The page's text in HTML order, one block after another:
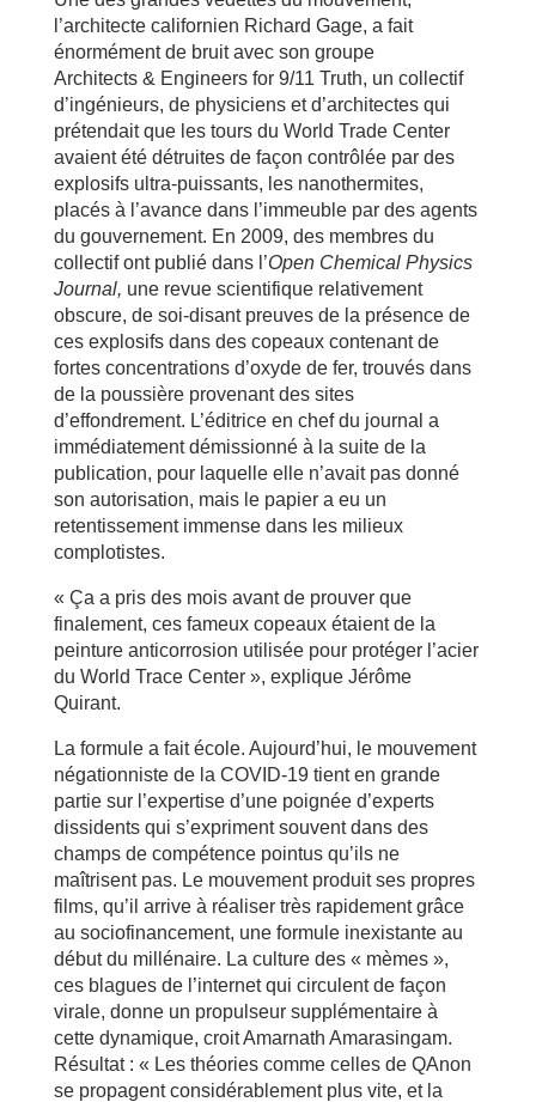
l’architecte californien Richard Gage, a fait
énormément de bruit avec son groupe
Architects & Engineers for 9/11 Truth, un collectif
d’ingénieurs, de physiciens et d’architectes qui
prétendait que les tours du World Trade Center
avaient été détruites de façon contrôlée par des
explosifs ultra-puissants, les nanothermites,
placés à l’avance dans l’immeuble par des agents
du gouvernement. En 2009, des membres du
collectif ont publié dans l’Open Chemical Physics
Journal, une revue scientifique relativement
obscure, de soi-disant preuves de la présence de
ces explosifs dans des copeaux contenant de
fortes concentrations d’oxyde de fer, trouvés dans
de la poussière provenant des sites
d’effondrement. L’éditrice en chef du journal a
immédiatement démissionné à la suite de la
publication, pour laquelle elle n’avait pas donné
son autorisation, mais le papier a eu un
retentissement immense dans les milieux
complotistes.
« Ça a pris des mois avant de prouver que
finalement, ces fameux copeaux étaient de la
peinture anticorrosion utilisée pour protéger l’acier
du World Trace Center », explique Jérôme
Quirant.
La formule a fait école. Aujourd’hui, le mouvement
négationniste de la COVID-19 tient en grande
partie sur l’expertise d’une poignée d’experts
dissidents qui s’expriment souvent dans des
champs de compétence pointus qu’ils ne
maîtrisent pas. Le mouvement produit ses propres
films, qu’il arrive à réaliser très rapidement grâce
au sociofinancement, une formule inexistante au
début du millénaire. La culture des « mèmes »,
ces blagues de l’internet qui circulent de façon
virale, donne un propulseur supplémentaire à
cette dynamique, croit Amarnath Amarasingam.
Résultat : « Les théories comme celles de QAnon
se propagent considérablement plus vite, et la